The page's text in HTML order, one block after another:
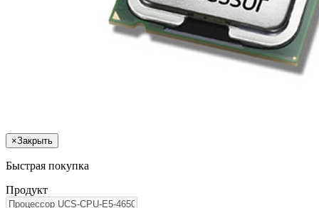
×Закрыть
Быстрая покупка
Продукт